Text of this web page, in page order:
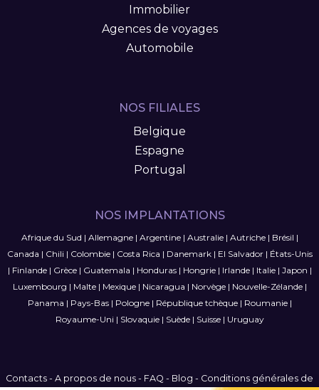
Immobilier
Agences de voyages
Automobile
NOS FILIALES
Belgique
Espagne
Portugal
NOS IMPLANTATIONS
Afrique du Sud | Allemagne| Argentine| Australie| Autriche| Brésil |
Canada | Chili | Colombie| Costa Rica | Danemark| El Salvador| États-Unis
| Finlande| Grèce| Guatemala | Honduras| Hongrie| Irlande| Italie| Japon |
Luxembourg | Malte| Mexique| Nicaragua | Norvège| Nouvelle-Zélande|
Panama | Pays-Bas| Pologne| République tchèque| Roumanie|
Royaume-Uni | Slovaquie| Suède| Suisse| Uruguay
Contacts - A propos de nous - FAQ - Blog - Conditions générales de